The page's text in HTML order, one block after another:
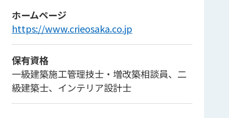
ホームページ
https://www.crieosaka.co.jp
保有資格
一級建築施工管理技士・増改築相談員、二
級建築士、インテリア設計士